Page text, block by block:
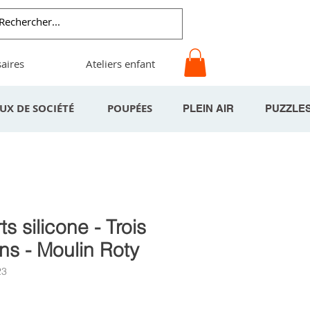
Ateliers enfant
DE SOCIÉTÉ POUPÉES PLEIN AIR
silicone - Trois
- Moulin Roty